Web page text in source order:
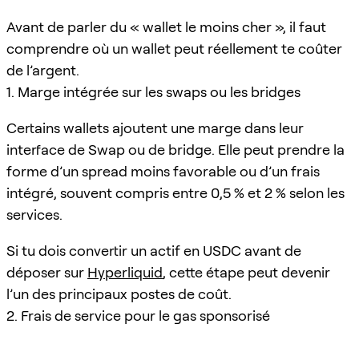
Avant de parler du « wallet le moins cher », il faut
comprendre où un wallet peut réellement te coûter
de l’argent.
1. Marge intégrée sur les swaps ou les bridges
Certains wallets ajoutent une marge dans leur
interface de Swap ou de bridge. Elle peut prendre la
forme d’un spread moins favorable ou d’un frais
intégré, souvent compris entre 0,5 % et 2 % selon les
services.
Si tu dois convertir un actif en USDC avant de
déposer sur Hyperliquid, cette étape peut devenir
l’un des principaux postes de coût.
2. Frais de service pour le gas sponsorisé